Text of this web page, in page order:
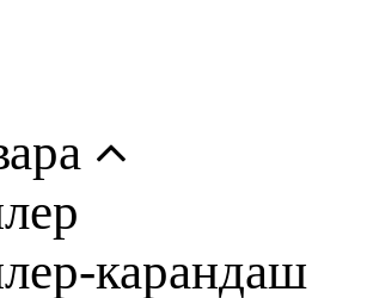
карандаш